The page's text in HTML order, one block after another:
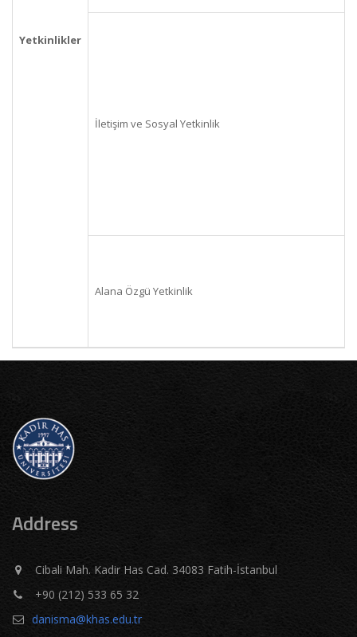
Yetkinlikler
İletişim ve Sosyal Yetkinlik
Alana Özgü Yetkinlik
Address
Cibali Mah. Kadir Has Cad. 34083 Fatih-İstanbul
+90 (212) 533 65 32
danisma@khas.edu.tr